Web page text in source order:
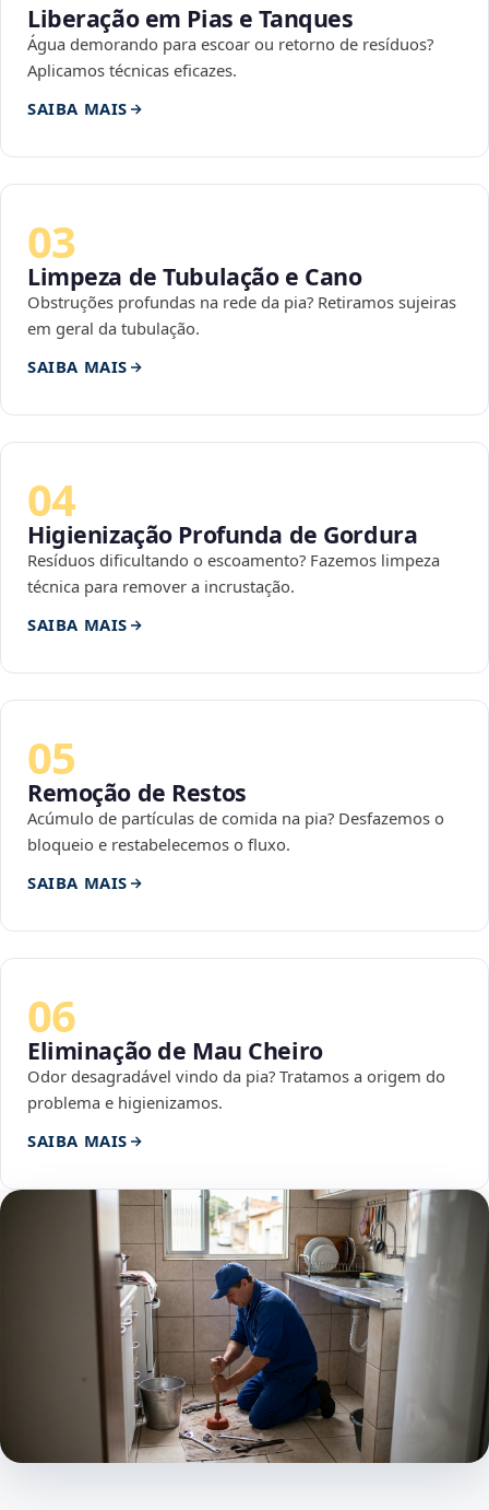
Liberação em Pias e Tanques
Água demorando para escoar ou retorno de resíduos?
Aplicamos técnicas eficazes.
SAIBA MAIS
03
Limpeza de Tubulação e Cano
Obstruções profundas na rede da pia? Retiramos sujeiras
em geral da tubulação.
SAIBA MAIS
04
Higienização Profunda de Gordura
Resíduos dificultando o escoamento? Fazemos limpeza
técnica para remover a incrustação.
SAIBA MAIS
05
Remoção de Restos
Acúmulo de partículas de comida na pia? Desfazemos o
bloqueio e restabelecemos o fluxo.
SAIBA MAIS
06
Eliminação de Mau Cheiro
Odor desagradável vindo da pia? Tratamos a origem do
problema e higienizamos.
SAIBA MAIS